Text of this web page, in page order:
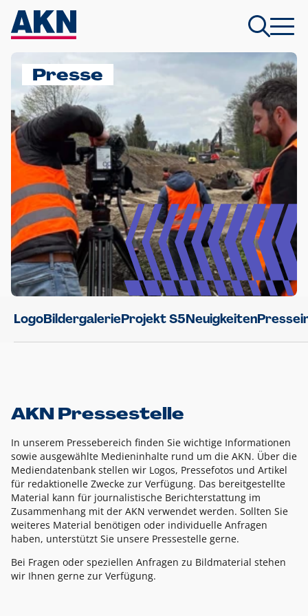
Presse
LogoBildergalerieProjekt S5Neuigkeiten
AKN Pressestelle
In unserem Pressebereich finden Sie wichtige Informationen
sowie ausgewählte Medieninhalte rund um die AKN. Über die
Mediendatenbank stellen wir Logos, Pressefotos und Artikel
für redaktionelle Zwecke zur Verfügung. Das bereitgestellte
Material kann für journalistische Berichterstattung im
Zusammenhang mit der AKN verwendet werden. Sollten Sie
weiteres Material benötigen oder individuelle Anfragen
haben, unterstützt Sie unsere Pressestelle gerne.
Bei Fragen oder speziellen Anfragen zu Bildmaterial stehen
wir Ihnen gerne zur Verfügung.